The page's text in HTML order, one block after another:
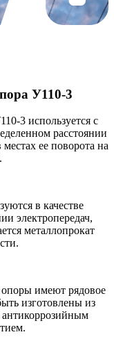
У110-3
3 используется с
расстоянии
ее поворота на
в качестве
электропередач,
металлопрокат
опоры имеют рядовое
изготовлены из